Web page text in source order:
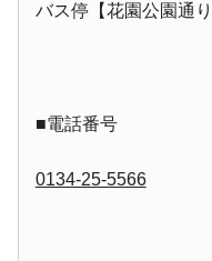
バス停【花園公園通
■電話番号
0134-25-5566